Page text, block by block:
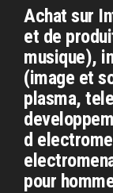
Achat sur
et de
musique),
(image et
plasma,
d
pour